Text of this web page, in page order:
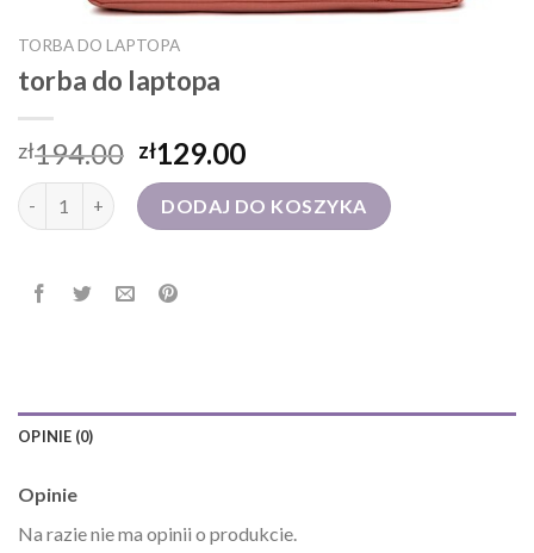
TORBA DO LAPTOPA
torba do laptopa
zł194.00 zł129.00
ilość torba do laptopaDODAJ DO KOSZYKA
OPINIE (0)
Opinie
Na razie nie ma opinii o produkcie.